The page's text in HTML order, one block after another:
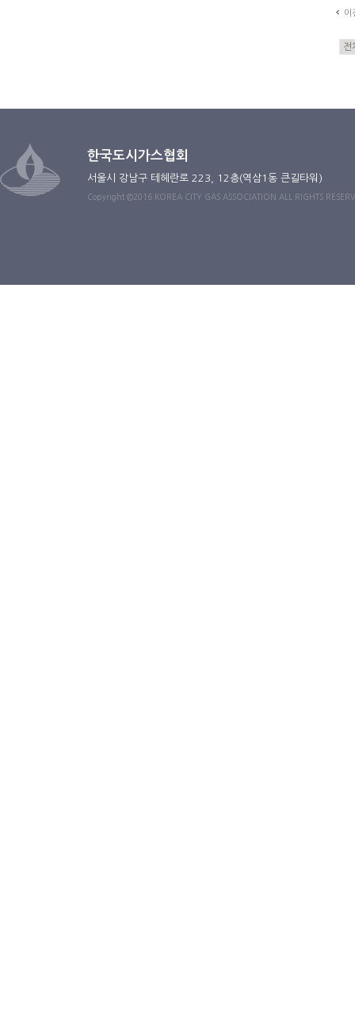
이
한국도시가스협회
서울시 강남구 테헤란로 223, 12층(역삼1동 큰길타워)
Copyright ©2016 KOREA CITY GAS ASSOCIATION ALL RIGHTS